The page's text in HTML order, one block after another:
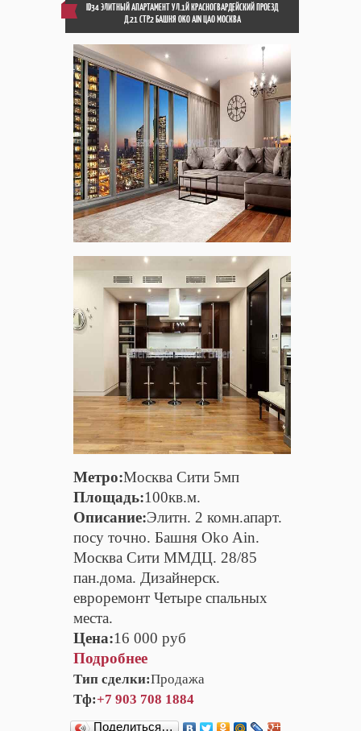
ID34 ЭЛИТНЫЙ АПАРТАМЕНТ УЛ.1Й КРАСНОГВАРДЕЙСКИЙ ПРОЕЗД
Д.21 СТР.2 БАШНЯ OKO AIN ЦАО МОСКВА
Метро:Москва Сити 5мп
Площадь:100кв.м.
Описание:Элитн. 2 комн.апарт.
посу точно. Башня Oko Ain.
Москва Сити ММДЦ. 28/85
пан.дома. Дизайнерск.
евроремонт Четыре спальных
места.
Цена:16 000 руб
Подробнее
Тип сделки:Продажа
Тф:+7 903 708 1884
Поделиться…